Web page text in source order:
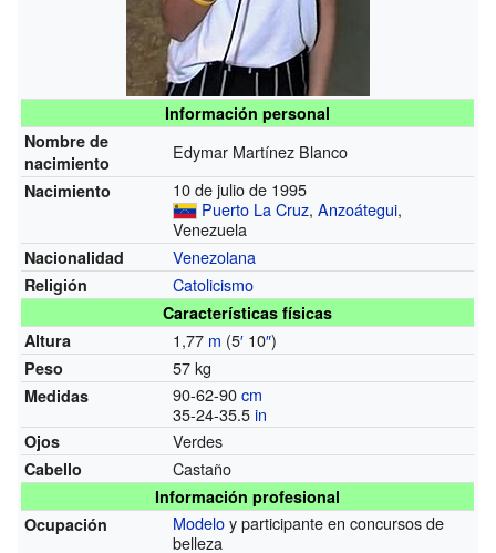
Información personal
Nombre de
nacimiento
Edymar Martínez Blanco
Nacimiento
10 de julio de 1995
Puerto La Cruz,Anzoátegui,
Venezuela
Nacionalidad Venezolana
Religión Catolicismo
Características físicas
Altura
1,77 m (5′ 10″)
Peso 57 kg
Medidas 90-62-90cm
35-24-35.5in
Ojos Verdes
Cabello Castaño
Información profesional
Ocupación
Modeloy participante en concursos de
belleza